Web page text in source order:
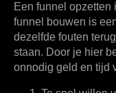
Een funnel
funnel bouwen is
dezelfde fouten
staan. Door je hier
onnodig geld en tijd